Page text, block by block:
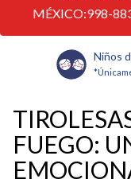
MÉXICO:998-
Niños
FUEGO: